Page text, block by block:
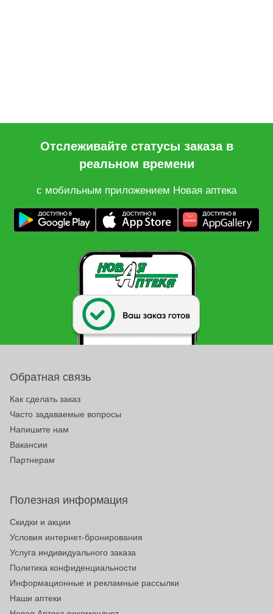
Отслеживайте статусы заказа в
реальном времени
с мобильным приложением Новая аптека
Обратная связь
Как сделать заказ
Часто задаваемые вопросы
Напишите нам
Вакансии
Партнерам
Полезная информация
Скидки и акции
Условия интернет-бронирования
Услуга индивидуального заказа
Политика конфиденциальности
Информационные и рекламные рассылки
Наши аптеки